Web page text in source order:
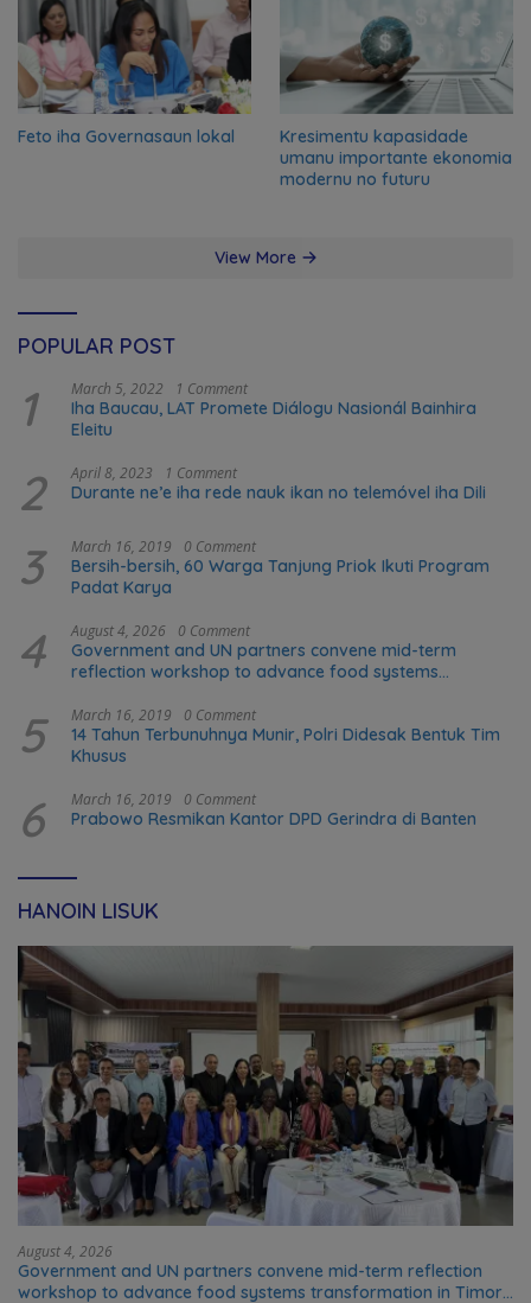
Feto iha Governasaun lokal
Kresimentu kapasidade
umanu importante ekonomia
modernu no futuru
View More
POPULAR POST
1 March 5, 2022 1 Comment
Iha Baucau, LAT Promete Diálogu Nasionál Bainhira
Eleitu
2 April 8, 2023 1 Comment
Durante ne’e iha rede nauk ikan no telemóvel iha Dili
3 March 16, 2019 0 Comment
Bersih-bersih, 60 Warga Tanjung Priok Ikuti Program
Padat Karya
4 August 4, 2026 0 Comment
Government and UN partners convene mid-term
reflection workshop to advance food systems
5 March 16, 2019 0 Comment
14 Tahun Terbunuhnya Munir, Polri Didesak Bentuk Tim
Khusus
6 March 16, 2019 0 Comment
Prabowo Resmikan Kantor DPD Gerindra di Banten
HANOIN LISUK
August 4, 2026
Government and UN partners convene mid-term reflection
workshop to advance food systems transformation in Timor-